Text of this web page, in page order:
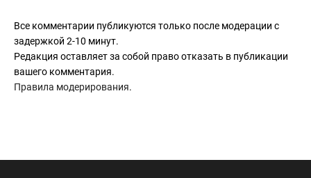
Все комментарии публикуются только после модерации с
задержкой 2-10 минут.
Редакция оставляет за собой право отказать в публикации
вашего комментария.
Правила модерирования.